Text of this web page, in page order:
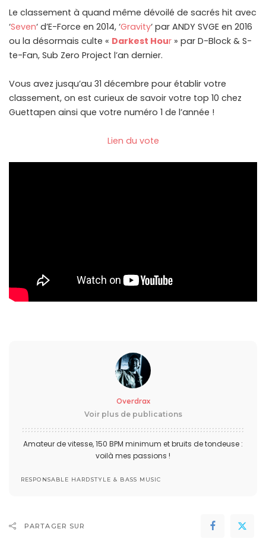
Le classement à quand même dévoilé de sacrés hit avec
‘Seven‘ d’E-Force en 2014, ‘Gravity‘ par ANDY SVGE en 2016
ou la désormais culte « Darkest Hour » par D-Block & S-
te-Fan, Sub Zero Project l’an dernier.
Vous avez jusqu’au 31 décembre pour établir votre
classement, on est curieux de savoir votre top 10 chez
Guettapen ainsi que votre numéro 1 de l’année !
Lien du vote
Overdrax
Voir plus de publications
Amateur de vitesse, 150 BPM minimum et bruits de tondeuse :
voilà mes passions !
RESPONSABLE HARDSTYLE & BASS MUSIC
PARTAGER SUR